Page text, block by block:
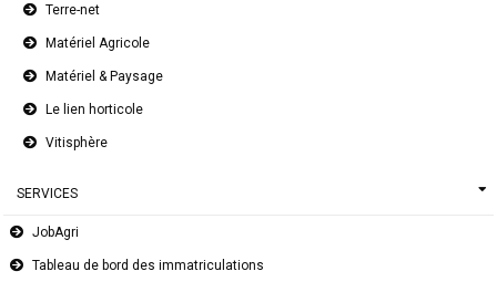
Terre-net
Matériel Agricole
Matériel & Paysage
Le lien horticole
Vitisphère
SERVICES
JobAgri
Tableau de bord des immatriculations